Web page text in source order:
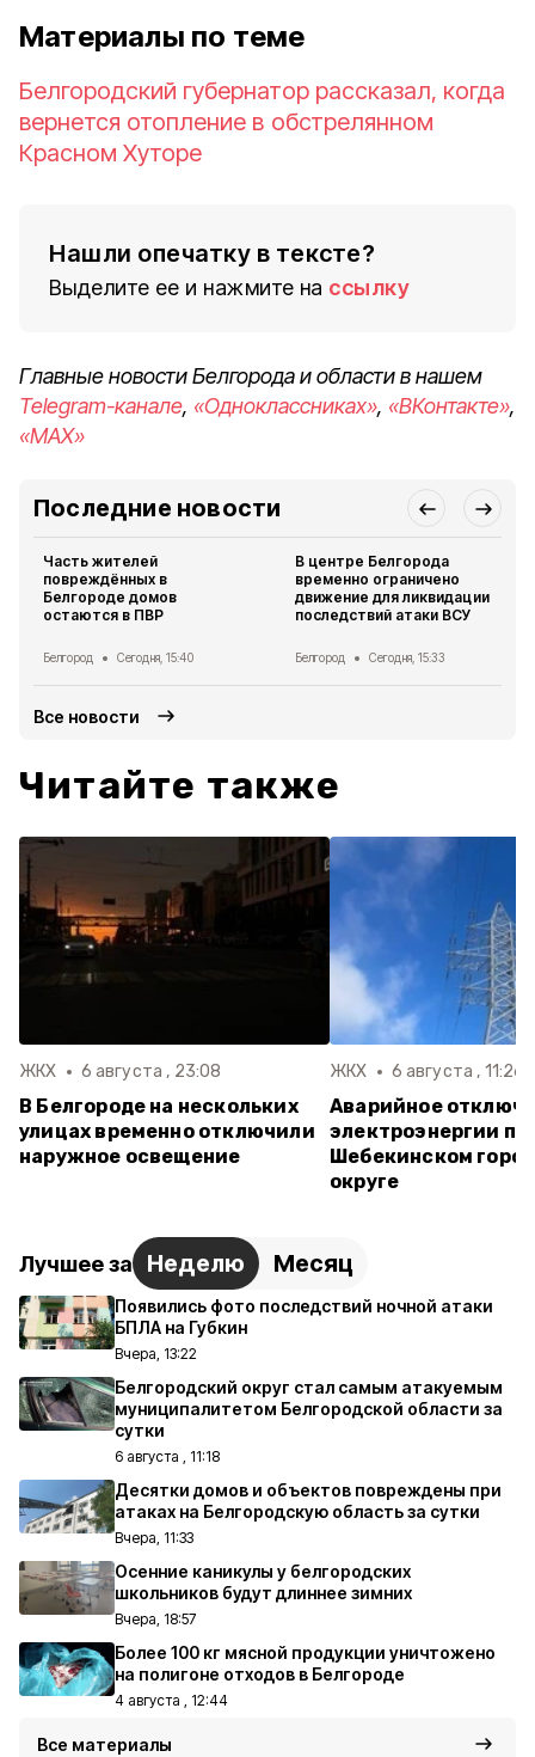
Материалы по теме
Белгородский губернатор рассказал, когда
вернется отопление в обстрелянном
Красном Хуторе
Нашли опечатку в тексте?
Выделите ее и нажмите на ссылку
Главные новости Белгорода и области в нашем
Telegram-канале, «Одноклассниках», «ВКонтакте»,
«MAX»
Последние новости
Часть жителей
повреждённых в
Белгороде домов
остаются в ПВР
Белгород Сегодня, 15:40
В центре Белгорода
временно ограничено
движение для ликвидации
последствий атаки ВСУ
Белгород Сегодня, 15:33
Все новости
Читайте также
ЖКХ 6 августа , 23:08
В Белгороде на нескольких
улицах временно отключили
наружное освещение
ЖКХ 6 августа , 11:26
Аварийное
электроэнергии
Шебекинском
округе
Лучшее за Неделю Месяц
Появились фото последствий ночной атаки
БПЛА на Губкин
Вчера, 13:22
Белгородский округ стал самым атакуемым
муниципалитетом Белгородской области за
сутки
6 августа , 11:18
Десятки домов и объектов повреждены при
атаках на Белгородскую область за сутки
Вчера, 11:33
Осенние каникулы у белгородских
школьников будут длиннее зимних
Вчера, 18:57
Более 100 кг мясной продукции уничтожено
на полигоне отходов в Белгороде
4 августа , 12:44
Все материалы